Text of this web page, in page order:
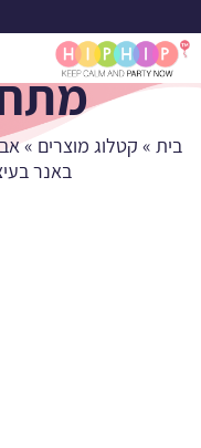
באנר
בית » קטלוג מוצרים »
באנר